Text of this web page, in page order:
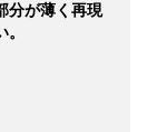
分が薄く再現